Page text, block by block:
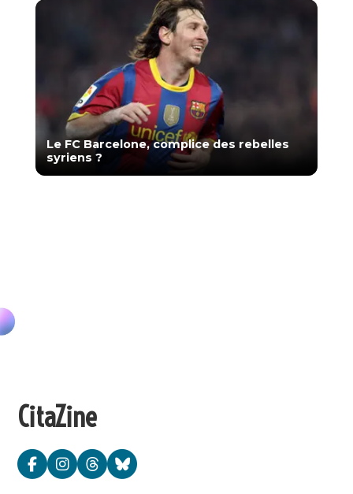
Le FC Barcelone, complice des rebelles
syriens ?
CitaZine